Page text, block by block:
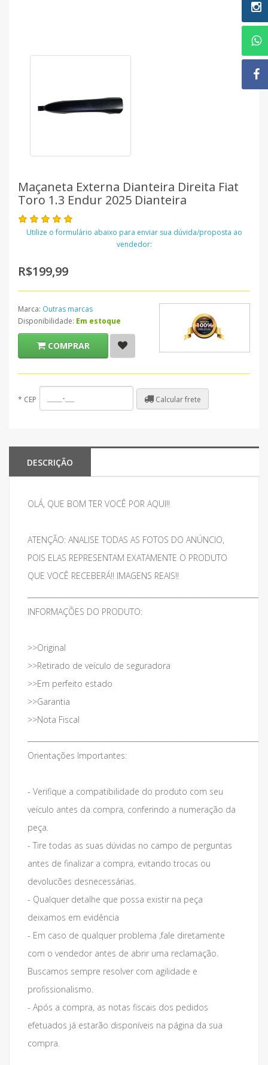
Maçaneta Externa Dianteira Direita Fiat
Toro 1.3 Endur 2025 Dianteira
Utilize o formulário abaixo para enviar sua dúvida/proposta ao
vendedor:
R$199,99
Marca: Outras marcas
Disponibilidade: Em estoque
COMPRAR
* CEP Calcular frete
DESCRIÇÃO
OLÁ, QUE BOM TER VOCÊ POR AQUI!!
ATENÇÃO: ANALISE TODAS AS FOTOS DO ANÚNCIO,
POIS ELAS REPRESENTAM EXATAMENTE O PRODUTO
QUE VOCÊ RECEBERÁ!! IMAGENS REAIS!!
INFORMAÇÕES DO PRODUTO:
>>Original
>>Retirado de veículo de seguradora
>>Em perfeito estado
>>Garantia
>>Nota Fiscal
Orientações Importantes:
- Verifique a compatibilidade do produto com seu
veículo antes da compra, conferindo a numeração da
peça.
- Tire todas as suas dúvidas no campo de perguntas
antes de finalizar a compra, evitando trocas ou
devolucões desnecessárias.
- Qualquer detalhe que possa existir na peça
deixamos em evidência
- Em caso de qualquer problema ,fale diretamente
com o vendedor antes de abrir uma reclamação.
Buscamos sempre resolver com agilidade e
profissionalismo.
- Após a compra, as notas fiscais dos pedidos
efetuados já estarão disponíveis na página da sua
compra.